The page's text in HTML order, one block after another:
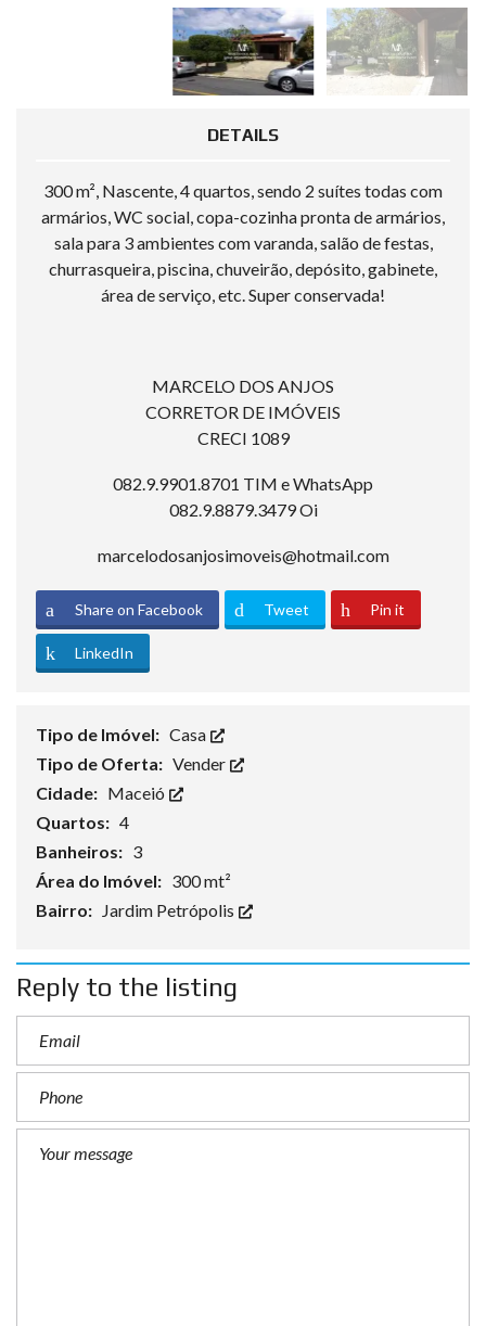
DETAILS
300 m², Nascente, 4 quartos, sendo 2 suítes todas com
armários, WC social, copa-cozinha pronta de armários,
sala para 3 ambientes com varanda, salão de festas,
churrasqueira, piscina, chuveirão, depósito, gabinete,
área de serviço, etc. Super conservada!
MARCELO DOS ANJOS
CORRETOR DE IMÓVEIS
CRECI 1089
082.9.9901.8701 TIM e WhatsApp
082.9.8879.3479 Oi
marcelodosanjosimoveis@hotmail.com
Share on Facebook Tweet Pin it
LinkedIn
Tipo de Imóvel: Casa
Tipo de Oferta: Vender
Cidade: Maceió
Quartos: 4
Banheiros: 3
Área do Imóvel: 300 mt²
Bairro: Jardim Petrópolis
Reply to the listing